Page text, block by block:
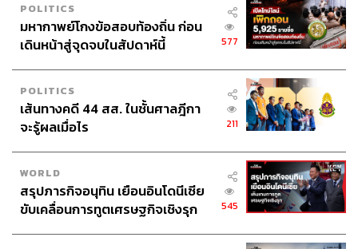
POLITICS
มหากาพย์โกงข้อสอบท้องถิ่น ก่อน
เดินหน้าสู่จุดจบในสัปดาห์นี้
577
POLITICS
เส้นทางคดี 44 สส. ในชั้นศาลฎีกา
จะรู้ผลเมื่อไร
211
WORLD
สรุปภารกิจอนุทิน เยือนอินโดนีเซีย
ขับเคลื่อนการทูตเศรษฐกิจเชิงรุก
545